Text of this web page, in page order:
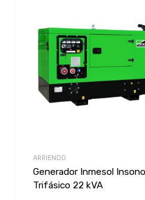
ARRIENDO
Generador Inmesol
Trifásico 22 kVA